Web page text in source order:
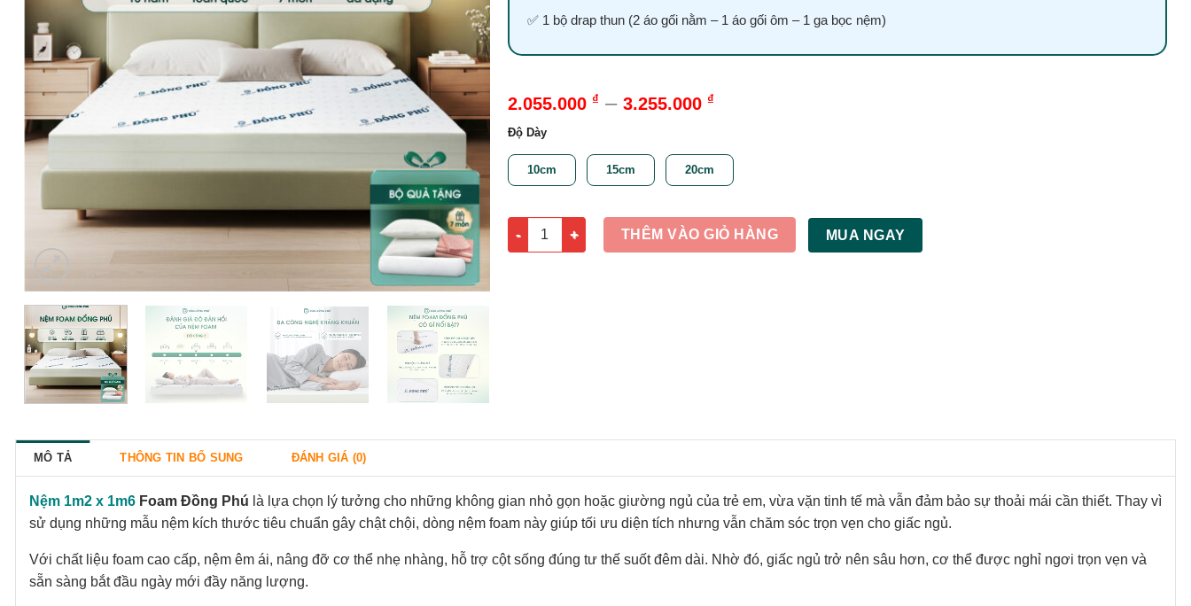
✅ 1 bộ drap thun (2 áo gối nằm – 1 áo gối ôm – 1 ga bọc nệm)
2.055.000 ₫ – 3.255.000 ₫
Độ Dày
10cm 15cm 20cm
Nệm 1m2 x 1m6 | Nệm Foam Đồng Phú Cao Cấp số lượng
THÊM VÀO GIỎ HÀNG MUA NGAY
MÔ TẢ THÔNG TIN BỔ SUNG ĐÁNH GIÁ (0)
Nệm 1m2 x 1m6 Foam Đồng Phú là lựa chọn lý tưởng cho những không gian nhỏ gọn hoặc giường ngủ của trẻ em, vừa vặn tinh tế mà vẫn đảm bảo sự thoải mái cần thiết. Thay vì
sử dụng những mẫu nệm kích thước tiêu chuẩn gây chật chội, dòng nệm foam này giúp tối ưu diện tích nhưng vẫn chăm sóc trọn vẹn cho giấc ngủ.
Với chất liệu foam cao cấp, nệm êm ái, nâng đỡ cơ thể nhẹ nhàng, hỗ trợ cột sống đúng tư thế suốt đêm dài. Nhờ đó, giấc ngủ trở nên sâu hơn, cơ thể được nghỉ ngơi trọn vẹn và
sẵn sàng bắt đầu ngày mới đầy năng lượng.